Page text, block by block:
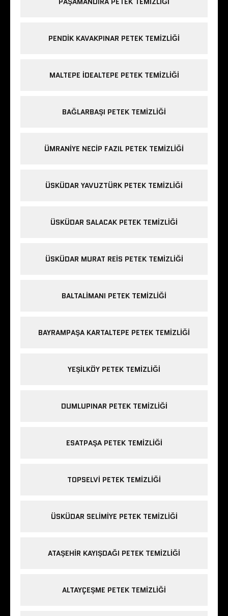
PENDIK KAVAKPINAR PETEK TEMIZLIĞI
MALTEPE IDEALTEPE PETEK TEMIZLIĞI
BAĞLARBAŞI PETEK TEMIZLIĞI
ÜMRANIYE NECIP FAZIL PETEK TEMIZLIĞI
ÜSKÜDAR YAVUZTÜRK PETEK TEMIZLIĞI
ÜSKÜDAR SALACAK PETEK TEMIZLIĞI
ÜSKÜDAR MURAT REIS PETEK TEMIZLIĞI
BALTALIMANI PETEK TEMIZLIĞI
BAYRAMPAŞA KARTALTEPE PETEK TEMIZLIĞI
YEŞILKÖY PETEK TEMIZLIĞI
DUMLUPINAR PETEK TEMIZLIĞI
ESATPAŞA PETEK TEMIZLIĞI
TOPSELVI PETEK TEMIZLIĞI
ÜSKÜDAR SELIMIYE PETEK TEMIZLIĞI
ATAŞEHIR KAYIŞDAĞI PETEK TEMIZLIĞI
ALTAYÇEŞME PETEK TEMIZLIĞI